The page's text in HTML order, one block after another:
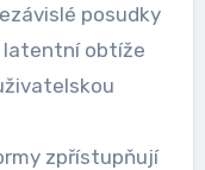
posudky
latentní obtíže
zpřístupňují